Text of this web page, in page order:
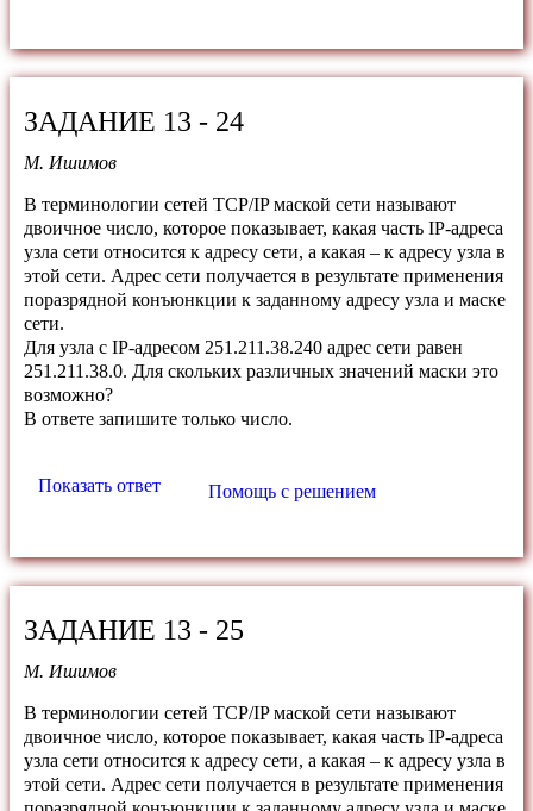
ЗАДАНИЕ 13 - 24
М. Ишимов
В терминологии сетей TCP/IP маской сети называют
двоичное число, которое показывает, какая часть IP-адреса
узла сети относится к адресу сети, а какая – к адресу узла в
этой сети. Адрес сети получается в результате применения
поразрядной конъюнкции к заданному адресу узла и маске
сети.
Для узла с IP-адресом 251.211.38.240 адрес сети равен
251.211.38.0. Для скольких различных значений маски это
возможно?
В ответе запишите только число.
Показать ответ Помощь с решением
ЗАДАНИЕ 13 - 25
М. Ишимов
В терминологии сетей TCP/IP маской сети называют
двоичное число, которое показывает, какая часть IP-адреса
узла сети относится к адресу сети, а какая – к адресу узла в
этой сети. Адрес сети получается в результате применения